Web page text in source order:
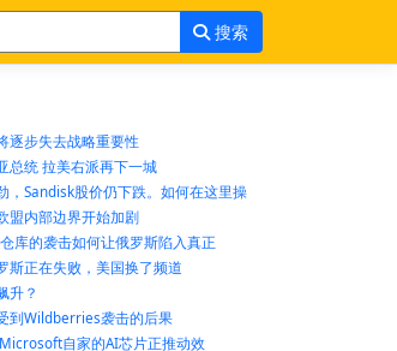
搜索
逐步失去战略重要性
总统 拉美右派再下一城
，Sandisk股价仍下跌。如何在这里操
盟内部边界开始加剧
库的袭击如何让俄罗斯陷入真正
斯正在失败，美国换了频道
升？
到Wildberries袭击的后果
自家的AI芯片正推动效